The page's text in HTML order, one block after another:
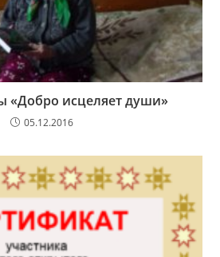
«Добро исцеляет души»
05.12.2016